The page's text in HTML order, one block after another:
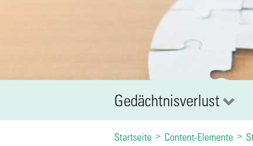
Gedächtnisverlust
Startseite Content-Elemente